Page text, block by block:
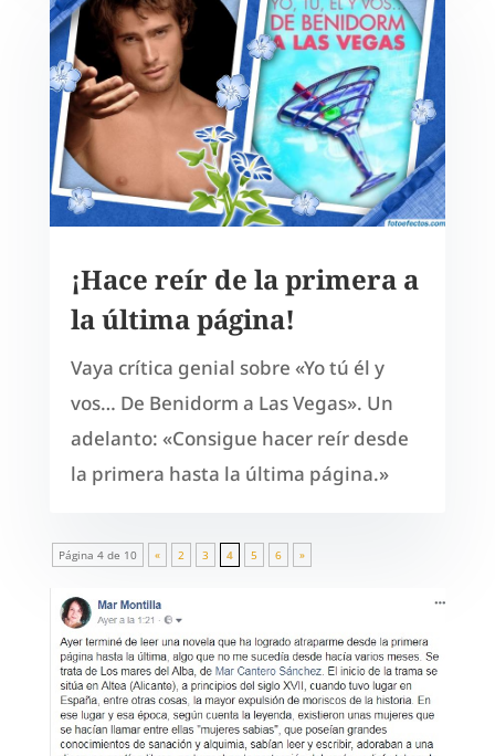
¡Hace reír de la primera a
la última página!
Vaya crítica genial sobre «Yo tú él y
vos… De Benidorm a Las Vegas». Un
adelanto: «Consigue hacer reír desde
la primera hasta la última página.»
Página 4 de 10 « 2 3 4 5 6 »